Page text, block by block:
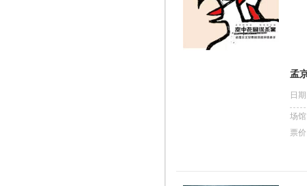
孟
日
场
票